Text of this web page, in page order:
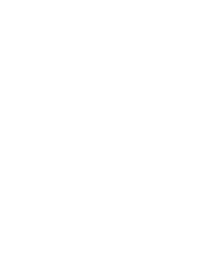
na tela.